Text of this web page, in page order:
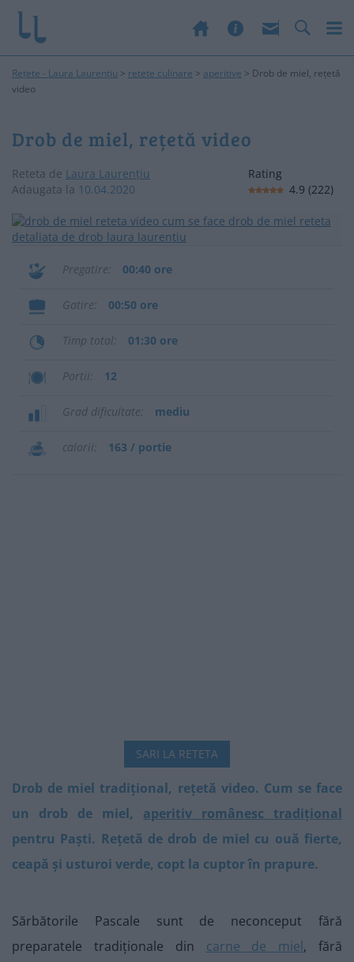
Rețete - Laura Laurențiu > retete culinare > aperitive > Drob de miel, rețetă
video
Drob de miel, rețetă video
Reteta de Laura Laurențiu
Adaugata la 10.04.2020
Rating
4.9 (222)
Pregatire 00:40 ore
Gatire 00:50 ore
Timp total 01:30 ore
Portii 12
Grad dificultate mediu
calorii 163 / portie
SARI LA RETETA
Drob de miel tradițional, rețetă video. Cum se face
un drob de miel, aperitiv românesc tradițional
pentru Paști. Rețetă de drob de miel cu ouă fierte,
ceapă și usturoi verde, copt la cuptor în prapure.
Sărbătorile Pascale sunt de neconceput fără
preparatele tradiționale din carne de miel, fără